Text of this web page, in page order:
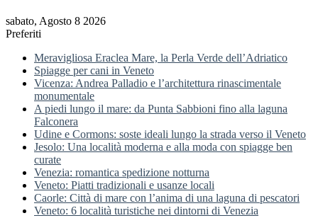
sabato, Agosto 8 2026
Preferiti
Meravigliosa Eraclea Mare, la Perla Verde dell’Adriatico
Spiagge per cani in Veneto
Vicenza: Andrea Palladio e l’architettura rinascimentale
monumentale
A piedi lungo il mare: da Punta Sabbioni fino alla laguna
Falconera
Udine e Cormons: soste ideali lungo la strada verso il Veneto
Jesolo: Una località moderna e alla moda con spiagge ben
curate
Venezia: romantica spedizione notturna
Veneto: Piatti tradizionali e usanze locali
Caorle: Città di mare con l’anima di una laguna di pescatori
Veneto: 6 località turistiche nei dintorni di Venezia